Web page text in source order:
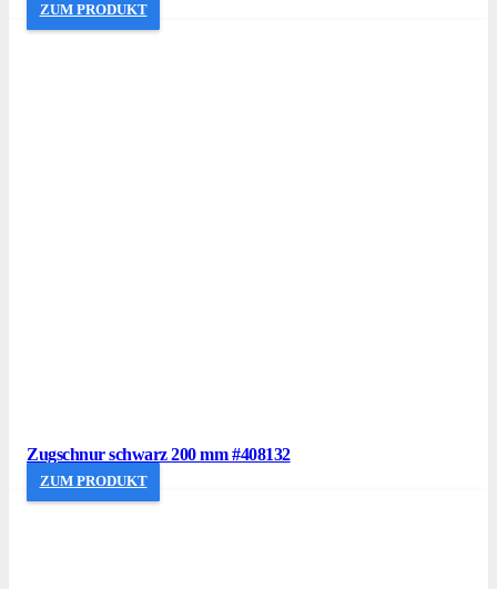
ZUM PRODUKT
Zugschnur schwarz 200 mm #408132
ZUM PRODUKT